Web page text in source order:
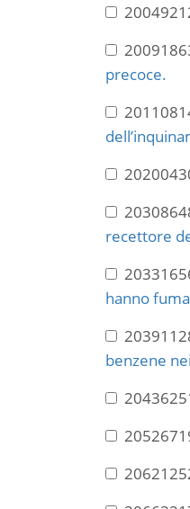
precoce.
recettore
hanno
benzene